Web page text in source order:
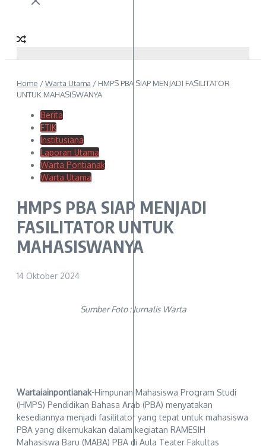
Home /Warta Utama / HMPS PBA SIAP MENJADI FASILITATOR
UNTUK MAHASISWANYA
Berita
FTIK
Institusiana
Laporan Utama
Warta Pontianak
Warta Utama
HMPS PBA SIAP MENJADI
FASILITATOR UNTUK
MAHASISWANYA
14 Oktober 2024
Sumber Foto : Jurnalis Warta
Wartaiainpontianak-Himpunan Mahasiswa Program Studi
(HMPS) Pendidikan Bahasa Arab (PBA) menyatakan
kesediannya menjadi fasilitator yang tepat untuk mahasiswa
PBA yang dikemukakan dalam kegiatan RAMESIH
Mahasiswa Baru (MABA) PBA di Aula Teater Fakultas